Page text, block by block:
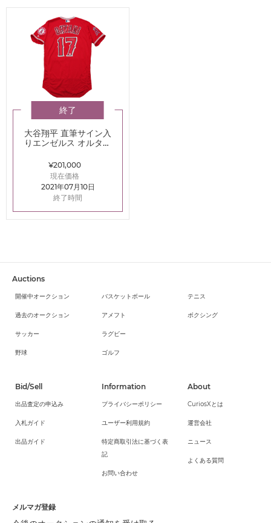
終了
大谷翔平 直筆サイン入
りエンゼルス オルタネ
TOPPS
¥201,000
現在価格
2021年07月10日
終了時間
Auctions
開催中オークション
過去のオークション
サッカー
野球
バスケットボール
アメフト
ラグビー
ゴルフ
テニス
ボクシング
Bid/Sell
出品査定の申込み
入札ガイド
出品ガイド
Information
プライバシーポリシー
ユーザー利用規約
特定商取引法に基づく表
記
お問い合わせ
About
CuriosXとは
運営会社
ニュース
よくある質問
メルマガ登録